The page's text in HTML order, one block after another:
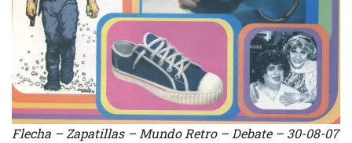
Flecha – Zapatillas – Mundo Retro – Debate – 30-08-07